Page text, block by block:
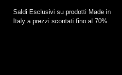
Saldi Esclusivi su prodotti Made in
Italy a prezzi scontati fino al 70%